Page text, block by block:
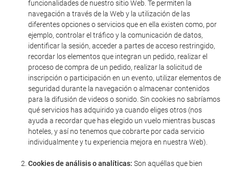
funcionalidades de nuestro sitio Web. Te permiten la
navegación a través de la Web y la utilización de las
diferentes opciones o servicios que en ella existen como, por
ejemplo, controlar el tráfico y la comunicación de datos,
identificar la sesión, acceder a partes de acceso restringido,
recordar los elementos que integran un pedido, realizar el
proceso de compra de un pedido, realizar la solicitud de
inscripción o participación en un evento, utilizar elementos de
seguridad durante la navegación o almacenar contenidos
para la difusión de videos o sonido. Sin cookies no sabríamos
qué servicios has adquirido ya cuando eliges otros (nos
ayuda a recordar que has elegido un vuelo mientras buscas
hoteles, y así no tenemos que cobrarte por cada servicio
individualmente y tu experiencia mejora en nuestra Web).
Cookies de análisis o analíticas: Son aquéllas que bien